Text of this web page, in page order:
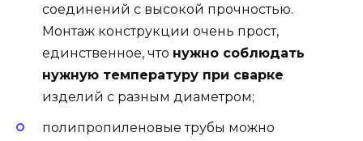
соединений с высокой прочностью.
Монтаж конструкции очень прост,
единственное, что нужно соблюдать
нужную температуру при сварке
изделий с разным диаметром;
полипропиленовые трубы можно